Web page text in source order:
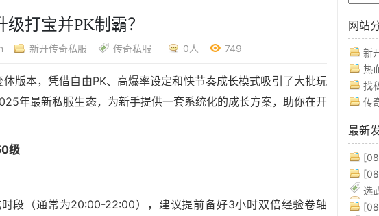
打宝并PK制霸？
新开传奇私服 传奇私服 0人 749
体版本，凭借自由PK、高爆率设定和快节奏成长模式吸引了大批玩
年最新私服生态，为新手提供一套系统化的成长方案，助你在开
级
段（通常为20:00-22:00），建议提前备好3小时双倍经验卷轴
网站
新
热
找
传
最新
选